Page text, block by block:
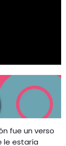
fue un verso
le estaría